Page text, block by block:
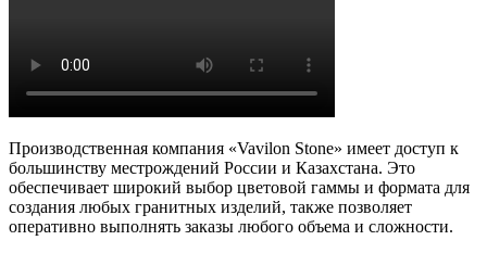
Производственная компания «Vavilon Stone» имеет доступ к
большинству местрождений России и Казахстана. Это
обеспечивает широкий выбор цветовой гаммы и формата для
создания любых гранитных изделий, также позволяет
оперативно выполнять заказы любого объема и сложности.